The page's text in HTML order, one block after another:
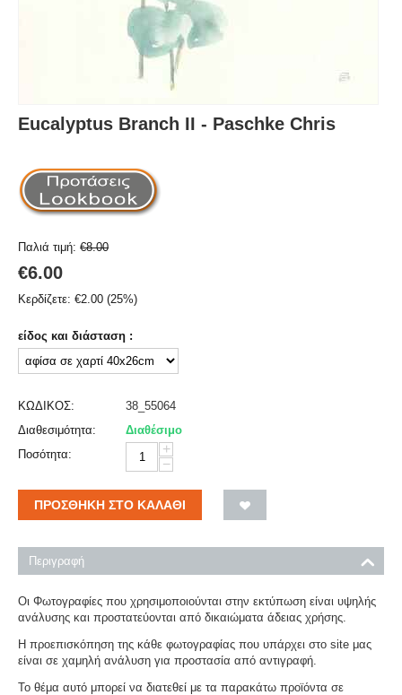
Eucalyptus Branch II - Paschke Chris
Παλιά τιμή: €8.00
€6.00
Κερδίζετε: €2.00 (25%)
είδος και διάσταση :
ΚΩΔΙΚΟΣ:
38_55064
Διαθεσιμότητα:
Διαθέσιμο
Ποσότητα:
+
−
ΠΡΟΣΘΉΚΗ ΣΤΟ ΚΑΛΆΘΙ
Περιγραφή
Οι Φωτογραφίες που χρησιμοποιούνται στην εκτύπωση είναι υψηλής
ανάλυσης και προστατεύονται από δικαιώματα άδειας χρήσης.
Η προεπισκόπηση της κάθε φωτογραφίας που υπάρχει στο site μας
είναι σε χαμηλή ανάλυση για προστασία από αντιγραφή.
Το θέμα αυτό μπορεί να διατεθεί με τα παρακάτω προϊόντα σε